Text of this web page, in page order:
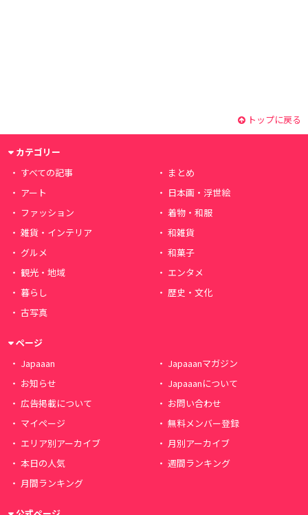
トップに戻る
カテゴリー
すべての記事
まとめ
アート
日本画・浮世絵
ファッション
着物・和服
雑貨・インテリア
和雑貨
グルメ
和菓子
観光・地域
エンタメ
暮らし
歴史・文化
古写真
ページ
Japaaan
Japaaanマガジン
お知らせ
Japaaanについて
広告掲載について
お問い合わせ
マイページ
無料メンバー登録
エリア別アーカイブ
月別アーカイブ
本日の人気
週間ランキング
月間ランキング